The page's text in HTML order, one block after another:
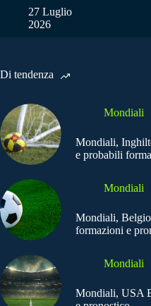
27 Luglio
2026
Di tendenza
Mondiali
Mondiali,
e probabili
Mondiali
Mondiali,
formazioni e
Mondiali
Mondiali, USA